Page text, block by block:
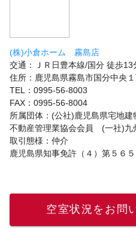
(株)小倉ホーム 霧島店
交通：ＪＲ日豊本線/国分 徒歩13
住所：鹿児島県霧島市国分中央
TEL：0995-56-8003
FAX：0995-56-8004
所属団体：(公社)鹿児島県宅地
不動産管理業協会会員 (一社)九
取引態様：仲介
鹿児島県知事免許（４）第５６
空室状況をお問